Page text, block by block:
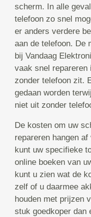
scherm. In alle
telefoon zo snel
er anders verdere
aan de telefoon. De
bij Vandaag
vaak snel repareren
zonder telefoon zit.
gedaan worden
niet uit zonder
De kosten om uw
repareren hangen
kunt uw specifieke
online boeken van
kunt u zien wat de
zelf of u daarmee
houden met prijzen
stuk goedkoper dan